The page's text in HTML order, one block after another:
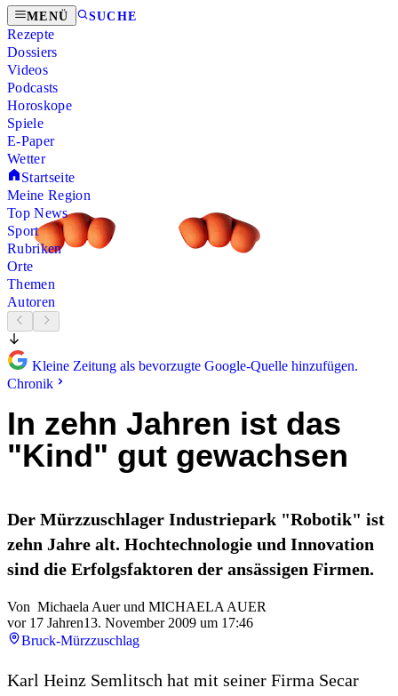
MENÜ SUCHE
Rezepte
Dossiers
Videos
Podcasts
Horoskope
Spiele
E-Paper
Wetter
Startseite
Meine Region
Top News
Sport
Rubriken
Orte
Themen
Autoren
Kleine Zeitung als bevorzugte Google-Quelle hinzufügen.
Chronik
In zehn Jahren ist das
"Kind" gut gewachsen
Der Mürzzuschlager Industriepark "Robotik" ist
zehn Jahre alt. Hochtechnologie und Innovation
sind die Erfolgsfaktoren der ansässigen Firmen.
Von Michaela Auerund MICHAELA AUER
vor 17 Jahren13. November 2009 um 17:46
Bruck-Mürzzuschlag
Karl Heinz Semlitsch hat mit seiner Firma Secar